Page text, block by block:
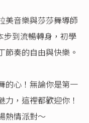
美音樂與莎莎舞導師
步到流暢轉身，初學
節奏的自由與快樂。
的心！無論你是第一
，這裡都歡迎你！
熱情派對～